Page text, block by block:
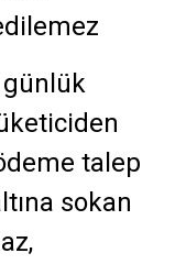
günlük
talep
sokan